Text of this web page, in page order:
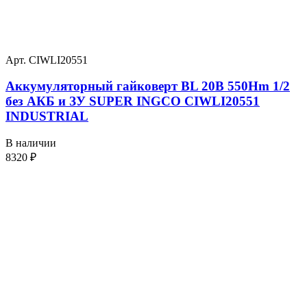
Арт. CIWLI20551
Аккумуляторный гайковерт BL 20В 550Hm 1/2
без АКБ и ЗУ SUPER INGCO CIWLI20551
INDUSTRIAL
В наличии
8320 ₽